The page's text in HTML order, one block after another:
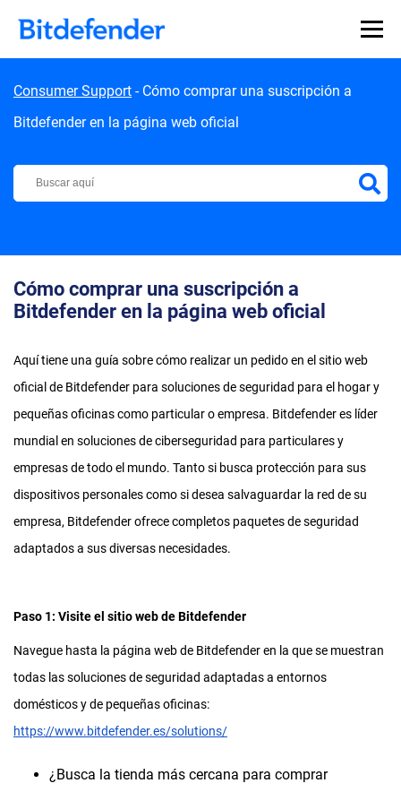
Consumer Support - Cómo comprar una suscripción a
Bitdefender en la página web oficial
Centro de Soporte de Bitdefender
Cómo comprar una suscripción a
Bitdefender en la página web oficial
Aquí tiene una guía sobre cómo realizar un pedido en el sitio web
oficial de Bitdefender para soluciones de seguridad para el hogar y
pequeñas oficinas como particular o empresa. Bitdefender es líder
mundial en soluciones de ciberseguridad para particulares y
empresas de todo el mundo. Tanto si busca protección para sus
dispositivos personales como si desea salvaguardar la red de su
empresa, Bitdefender ofrece completos paquetes de seguridad
adaptados a sus diversas necesidades.
Paso 1: Visite el sitio web de Bitdefender
Navegue hasta la página web de Bitdefender en la que se muestran
todas las soluciones de seguridad adaptadas a entornos
domésticos y de pequeñas oficinas:
https://www.bitdefender.es/solutions/
¿Busca la tienda más cercana para comprar